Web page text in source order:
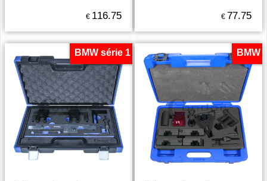
€ 116.75 € 77.75
BMW série 1 BMW